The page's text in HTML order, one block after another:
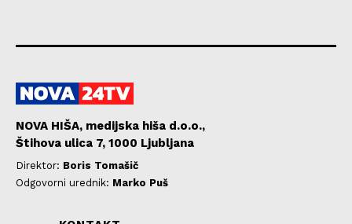
NOVA HIŠA, medijska hiša d.o.o.,
Štihova ulica 7, 1000 Ljubljana
Direktor: Boris Tomašič
Odgovorni urednik: Marko Puš